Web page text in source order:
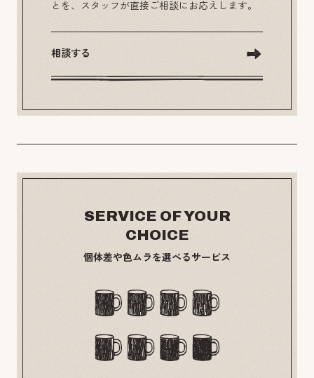
とを、スタッフが直接ご相談にお応えします。
相談する
SERVICE OF YOUR
CHOICE
個体差や色ムラを選べるサービス